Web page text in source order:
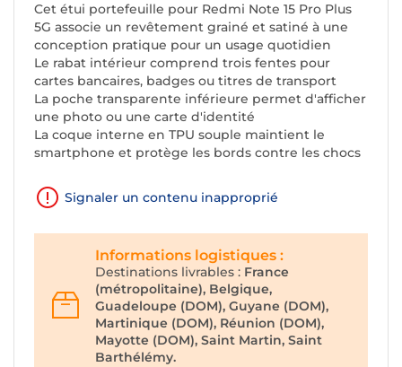
Cet étui portefeuille pour Redmi Note 15 Pro Plus
5G associe un revêtement grainé et satiné à une
conception pratique pour un usage quotidien
Le rabat intérieur comprend trois fentes pour
cartes bancaires, badges ou titres de transport
La poche transparente inférieure permet d'afficher
une photo ou une carte d'identité
La coque interne en TPU souple maintient le
smartphone et protège les bords contre les chocs
Signaler un contenu inapproprié
Informations logistiques :
Destinations livrables : France
(métropolitaine), Belgique,
Guadeloupe (DOM), Guyane (DOM),
Martinique (DOM), Réunion (DOM),
Mayotte (DOM), Saint Martin, Saint
Barthélémy.